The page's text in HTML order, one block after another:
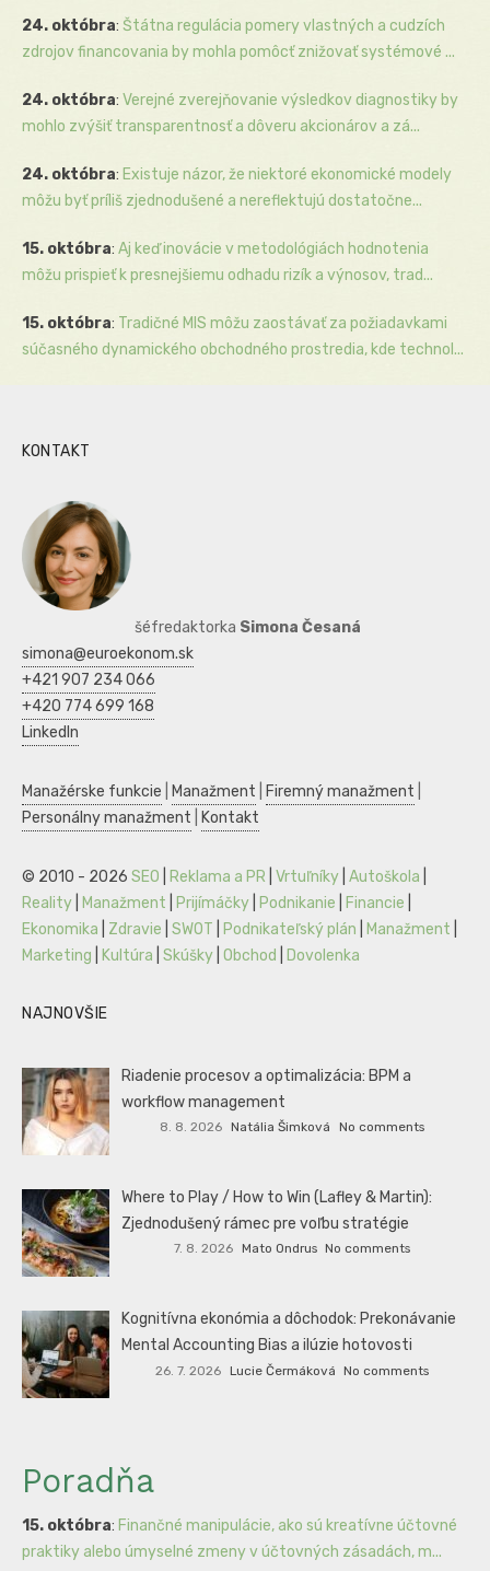
24. októbra: Štátna regulácia pomery vlastných a cudzích
zdrojov financovania by mohla pomôcť znižovať systémové ...
24. októbra: Verejné zverejňovanie výsledkov diagnostiky by
mohlo zvýšiť transparentnosť a dôveru akcionárov a zá...
24. októbra: Existuje názor, že niektoré ekonomické modely
môžu byť príliš zjednodušené a nereflektujú dostatočne...
15. októbra: Aj keď inovácie v metodológiách hodnotenia
môžu prispieť k presnejšiemu odhadu rizík a výnosov, trad...
15. októbra: Tradičné MIS môžu zaostávať za požiadavkami
súčasného dynamického obchodného prostredia, kde technol...
KONTAKT
šéfredaktorka Simona Česaná
simona@euroekonom.sk
+421 907 234 066
+420 774 699 168
LinkedIn
Manažérske funkcie Manažment Firemný manažment
Personálny manažment
Kontakt
© 2010 - 2026 SEO Reklama a PR Vrtuľníky Autoškola
Reality
Manažment Prijímáčky Podnikanie Financie
Ekonomika
Zdravie SWOT Podnikateľský plán Manažment
Marketing
Kultúra Skúšky Obchod Dovolenka
NAJNOVŠIE
Riadenie procesov a optimalizácia: BPM a
workflow management
8. 8. 2026 Natália Šimková No comments
Where to Play / How to Win (Lafley & Martin):
Zjednodušený rámec pre voľbu stratégie
7. 8. 2026 Mato Ondrus No comments
Kognitívna ekonómia a dôchodok: Prekonávanie
Mental Accounting Bias a ilúzie hotovosti
26. 7. 2026 Lucie Čermáková No comments
Poradňa
15. októbra: Finančné manipulácie, ako sú kreatívne účtovné
praktiky alebo úmyselné zmeny v účtovných zásadách, m...